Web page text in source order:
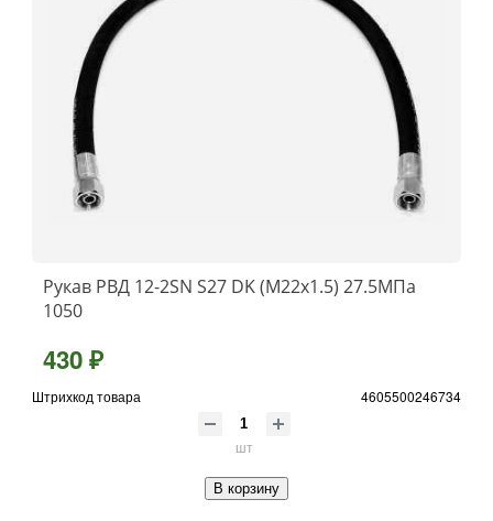
Рукав РВД 12-2SN S27 DK (М22х1.5) 27.5МПа
1050
430 ₽
Штрихкод товара 4605500246734
шт
В корзину